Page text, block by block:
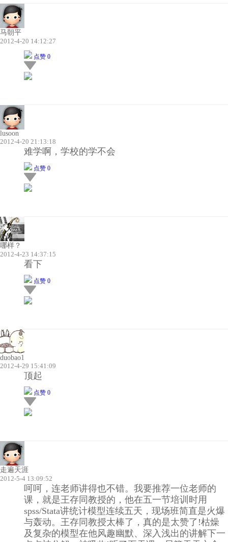
马朝平
2012-4-20 14:12:27
点赞 0
lusoon
2012-4-20 21:13:18
难学啊，学校的学不会
点赞 0
哪样？
2012-4-23 14:37:15
看下
点赞 0
duobao1
2012-4-29 15:41:09
顶起
点赞 0
走遍天涯
2012-5-4 13:09:52
呵呵，连老师讲得也不错。我要推荐一位老师的
课，就是王存同教授的，他在五一节培训时用
spss/Stata讲统计模型连续五天，现场班简直是火爆
与轰动。王存同教授太棒了，真的是太赞了!枯燥
及复杂的模型在他风趣幽默、深入浅出的讲解下一